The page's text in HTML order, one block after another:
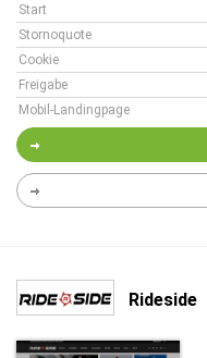
Start
Stornoquote
Cookie
Freigabe
Mobil-Landingpage
Rideside